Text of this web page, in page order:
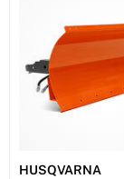
HUSQVARNA